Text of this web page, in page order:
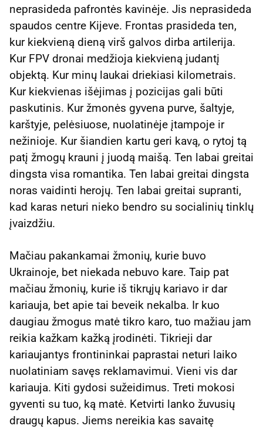
neprasideda pafrontės kavinėje. Jis neprasideda
spaudos centre Kijeve. Frontas prasideda ten,
kur kiekvieną dieną virš galvos dirba artilerija.
Kur FPV dronai medžioja kiekvieną judantį
objektą. Kur minų laukai driekiasi kilometrais.
Kur kiekvienas išėjimas į pozicijas gali būti
paskutinis. Kur žmonės gyvena purve, šaltyje,
karštyje, pelėsiuose, nuolatinėje įtampoje ir
nežinioje. Kur šiandien kartu geri kavą, o rytoj tą
patį žmogų krauni į juodą maišą. Ten labai greitai
dingsta visa romantika. Ten labai greitai dingsta
noras vaidinti herojų. Ten labai greitai supranti,
kad karas neturi nieko bendro su socialinių tinklų
įvaizdžiu.
Mačiau pakankamai žmonių, kurie buvo
Ukrainoje, bet niekada nebuvo kare. Taip pat
mačiau žmonių, kurie iš tikrųjų kariavo ir dar
kariauja, bet apie tai beveik nekalba. Ir kuo
daugiau žmogus matė tikro karo, tuo mažiau jam
reikia kažkam kažką įrodinėti. Tikrieji dar
kariaujantys frontininkai paprastai neturi laiko
nuolatiniam savęs reklamavimui. Vieni vis dar
kariauja. Kiti gydosi sužeidimus. Treti mokosi
gyventi su tuo, ką matė. Ketvirti lanko žuvusių
draugų kapus. Jiems nereikia kas savaitę